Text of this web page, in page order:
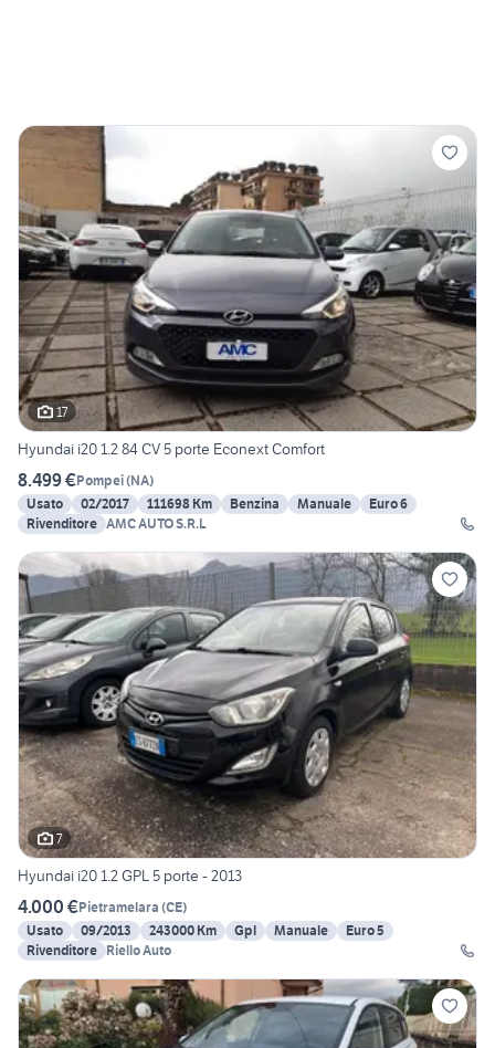
17
Hyundai i20 1.2 84 CV 5 porte Econext Comfort
8.499 €Pompei(NA)
Usato
02/2017 111698 Km Benzina Manuale
Euro 6
Rivenditore AMC AUTO S.R.L
7
Hyundai i20 1.2 GPL 5 porte - 2013
4.000 €Pietramelara (CE)
Usato
09/2013 243000 Km Gpl Manuale
Euro 5
Rivenditore Riello Auto